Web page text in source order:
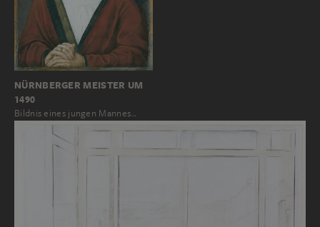
NÜRNBERGER MEISTER UM
1490
Bildnis eines jungen Mannes…